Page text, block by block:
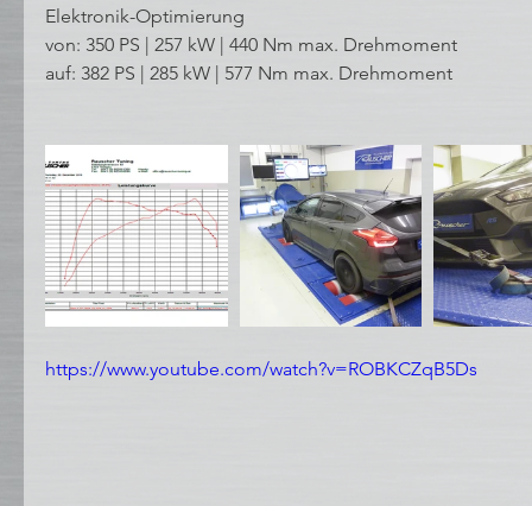
Elektronik-Optimierung
von: 350 PS | 257 kW | 440 Nm max. Drehmoment
auf: 382 PS | 285 kW | 577 Nm max. Drehmoment
https://www.youtube.com/watch?v=ROBKCZqB5Ds